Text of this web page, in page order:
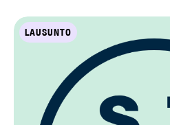
LAUSUNTO